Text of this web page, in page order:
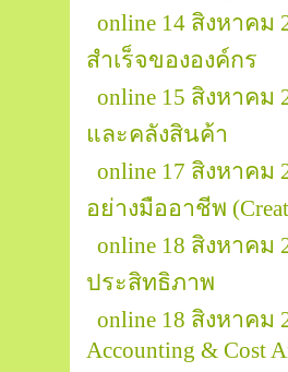
online 14 สิงหาค
สำเร็จขององค์กร
online 15 สิงหาค
และคลังสินค้า
online 17 สิงหาคม
อย่างมืออาชีพ
online 18 สิงหาค
ประสิทธิภาพ
online 18 สิงหาค
Accounting & Cost